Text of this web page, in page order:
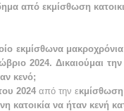
από εκμίσθωση
εκμίσθωνα
2024. Δικαιούμαι
κενό;
2024 από την εκμίσθωση
κατοικία να ήταν κενή